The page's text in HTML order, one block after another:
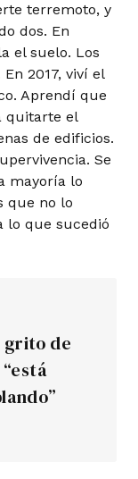
terremoto, y
dos. En
el suelo. Los
2017, viví el
Aprendí que
quitarte el
de edificios.
Se
mayoría lo
que no lo
lo que sucedió
grito de